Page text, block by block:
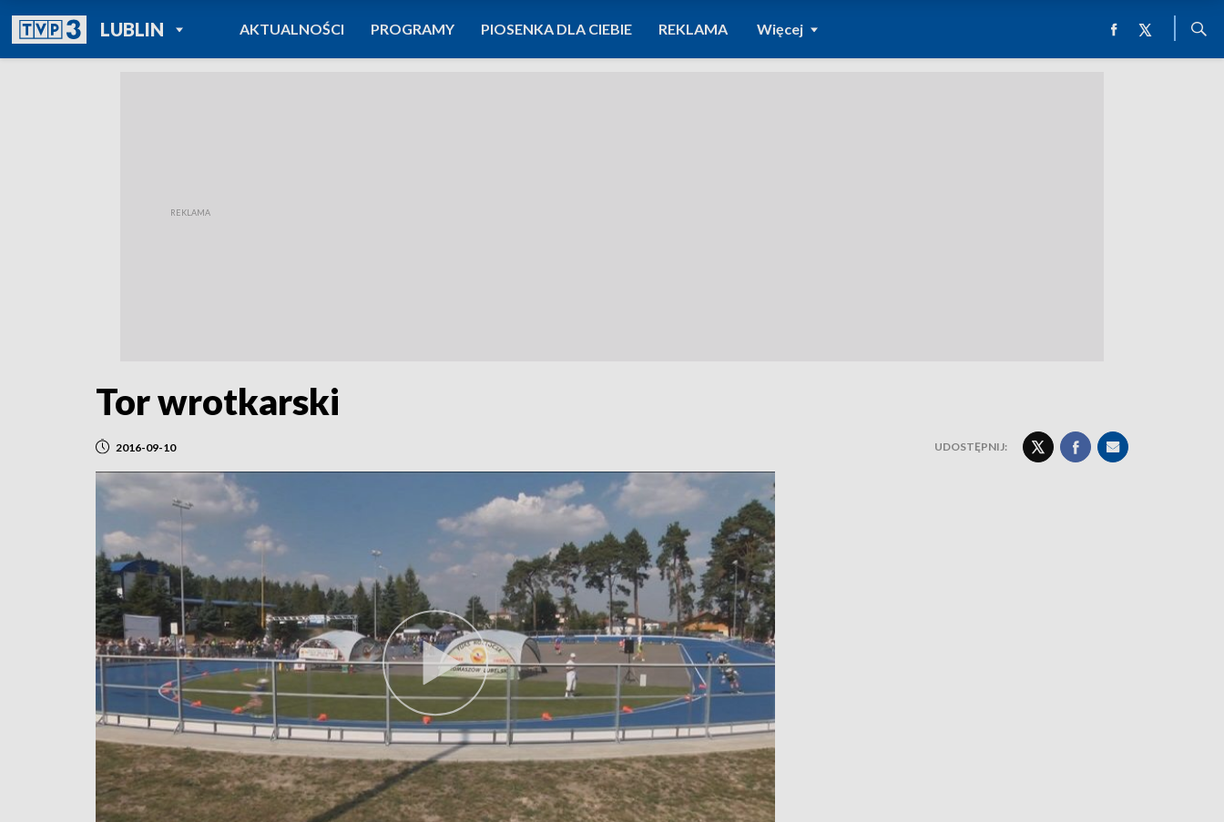
LUBLINPOWRÓT DO
TVP REGIONY
AKTUALNOŚCI PROGRAMY PIOSENKA DLA CIEBIE REKLAMA Więcej
Tor wrotkarski
2016-09-10 UDOSTĘPNIJ: